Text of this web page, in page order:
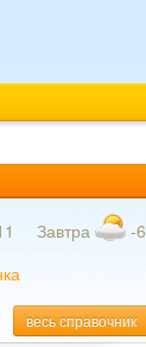
Завтра -6
весь справочник